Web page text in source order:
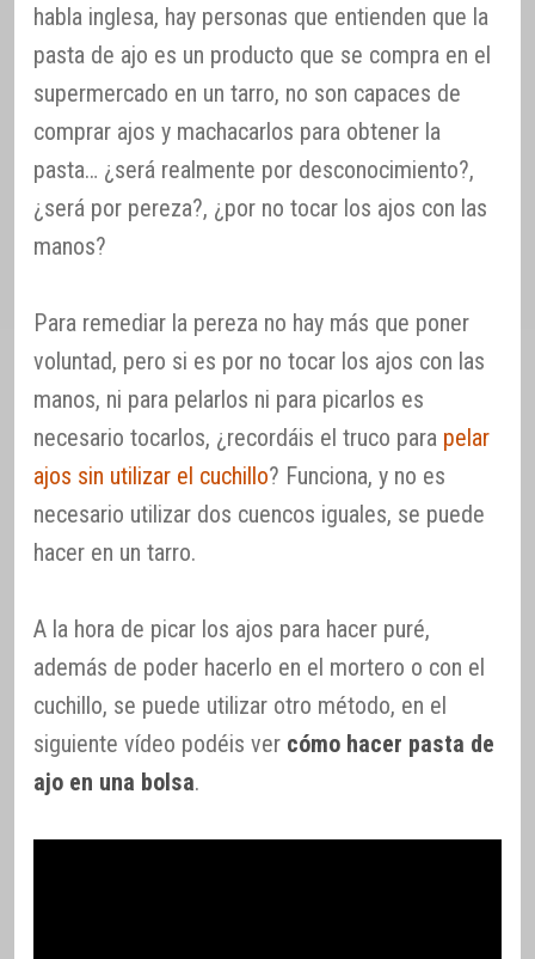
habla inglesa, hay personas que entienden que la
pasta de ajo es un producto que se compra en el
supermercado en un tarro, no son capaces de
comprar ajos y machacarlos para obtener la
pasta… ¿será realmente por desconocimiento?,
¿será por pereza?, ¿por no tocar los ajos con las
manos?
Para remediar la pereza no hay más que poner
voluntad, pero si es por no tocar los ajos con las
manos, ni para pelarlos ni para picarlos es
necesario tocarlos, ¿recordáis el truco para pelar
ajos sin utilizar el cuchillo? Funciona, y no es
necesario utilizar dos cuencos iguales, se puede
hacer en un tarro.
A la hora de picar los ajos para hacer puré,
además de poder hacerlo en el mortero o con el
cuchillo, se puede utilizar otro método, en el
siguiente vídeo podéis ver cómo hacer pasta de
ajo en una bolsa.